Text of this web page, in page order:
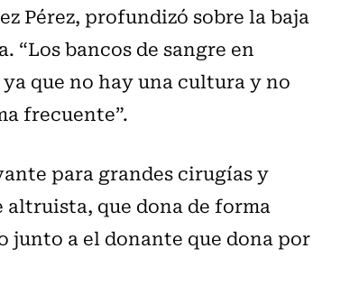
Pérez, profundizó sobre la baja
“Los bancos de sangre en
que no hay una cultura y no
frecuente”.
para grandes cirugías y
que dona de forma
junto a el donante que dona por